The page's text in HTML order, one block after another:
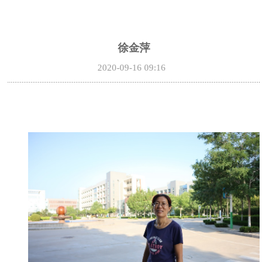
徐金萍
2020-09-16 09:16